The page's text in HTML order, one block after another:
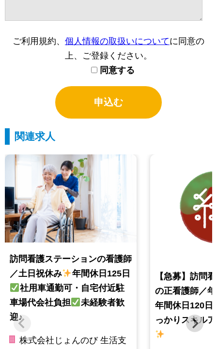
ご利用規約、 個人情報の取扱いについてに同意の
上、ご登録ください。
同意する
関連求人
訪問看護ステーションの看護師
／土日祝休み
年間休日125日
社用車通勤可・自宅付近駐
車場代会社負担
未経験者歓
迎♪
株式会社じょんのび 生活支
【急募】訪問
の正看護師／
年間休日120日
っかりスキル